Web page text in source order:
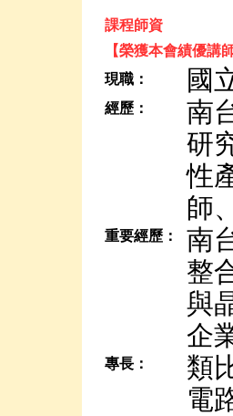
課程師資
【榮獲本會績優講師
現職：
國
經歷：
南
研
性
師
重要經歷：
南
整
與
企
專長：
類
電